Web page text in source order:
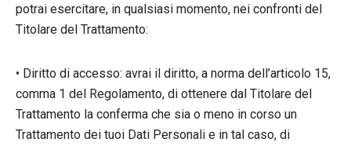
potrai esercitare, in qualsiasi momento, nei confronti del
Titolare del Trattamento:
• Diritto di accesso: avrai il diritto, a norma dell’articolo 15,
comma 1 del Regolamento, di ottenere dal Titolare del
Trattamento la conferma che sia o meno in corso un
Trattamento dei tuoi Dati Personali e in tal caso, di